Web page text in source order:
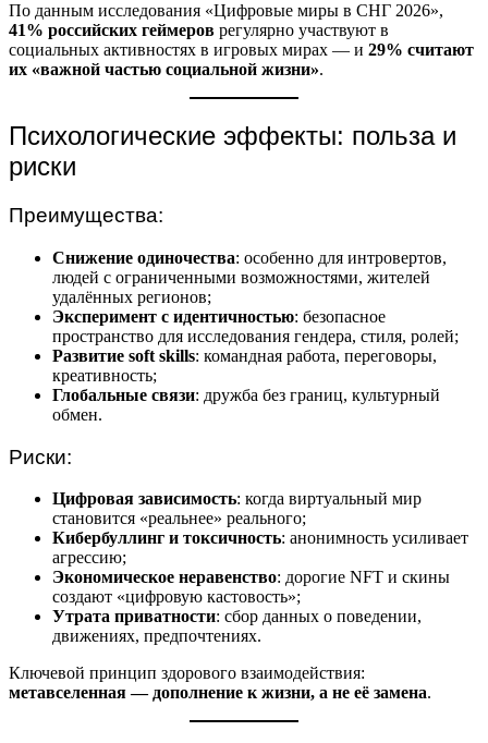
По данным исследования «Цифровые миры в СНГ 2026»,
41% российских геймеров регулярно участвуют в
социальных активностях в игровых мирах — и 29% считают
их «важной частью социальной жизни».
Психологические эффекты: польза и
риски
Преимущества:
Снижение одиночества: особенно для интровертов,
людей с ограниченными возможностями, жителей
удалённых регионов;
Эксперимент с идентичностью: безопасное
пространство для исследования гендера, стиля, ролей;
Развитие soft skills: командная работа, переговоры,
креативность;
Глобальные связи: дружба без границ, культурный
обмен.
Риски:
Цифровая зависимость: когда виртуальный мир
становится «реальнее» реального;
Кибербуллинг и токсичность: анонимность усиливает
агрессию;
Экономическое неравенство: дорогие NFT и скины
создают «цифровую кастовость»;
Утрата приватности: сбор данных о поведении,
движениях, предпочтениях.
Ключевой принцип здорового взаимодействия:
метавселенная — дополнение к жизни, а не её замена.